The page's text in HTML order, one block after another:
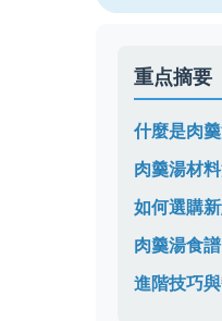
重点摘要
什麼是肉
肉羹湯材
如何選購
肉羹湯食
進階技巧